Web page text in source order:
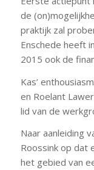
de
praktijk zal
Enschede heeft
2015 ook de
Kas’
en Roelant
lid van de
Naar aanleiding
Roossink op dat
het gebied van